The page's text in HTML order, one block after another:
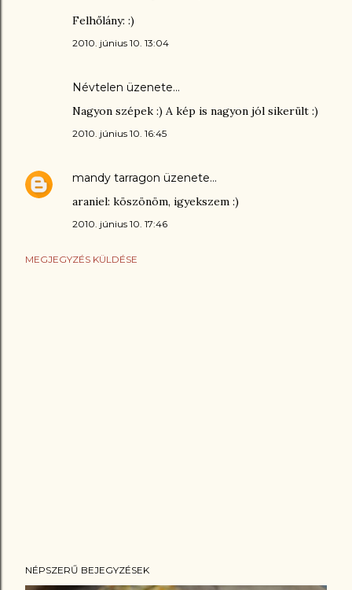
Felhőlány: :)
2010. június 10. 13:04
Névtelen üzenete…
Nagyon szépek :) A kép is nagyon jól sikerült :)
2010. június 10. 16:45
mandy tarragon üzenete…
araniel: köszönöm, igyekszem :)
2010. június 10. 17:46
MEGJEGYZÉS KÜLDÉSE
NÉPSZERŰ BEJEGYZÉSEK